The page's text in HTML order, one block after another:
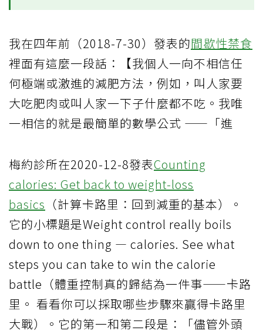
我在四年前（2018-7-30）發表的間歇性禁食
裡面有這麼一段話：【我個人一向不相信任
何極端或激進的減肥方法，例如，叫人家要
大吃肥肉或叫人家一下子什麼都不吃。我唯
一相信的就是最簡單的數學公式 ——「進
梅約診所在2020-12-8發表Counting
calories: Get back to weight-loss
basics （計算卡路里：回到減重的基本）。
它的小標題是Weight control really boils
down to one thing — calories. See what
steps you can take to win the calorie
battle（體重控制真的歸結為一件事——卡路
里。 看看你可以採取哪些步驟來贏得卡路里
大戰）。它的第一和第二段是：「儘管外頭